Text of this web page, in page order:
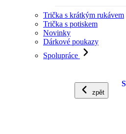
Trička s krátkým rukávem
Trička s potiskem
Novinky
Dárkové poukazy
Spolupráce
zpět